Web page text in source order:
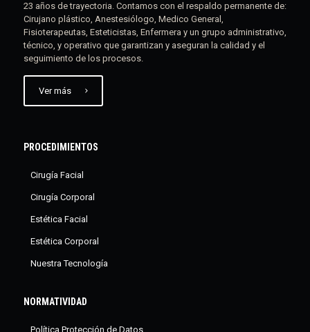
23 años de trayectoria. Contamos con el respaldo permanente de:
Cirujano plástico, Anestesiólogo, Medico General,
Fisioterapeutas, Esteticistas, Enfermera y un grupo administrativo,
técnico, y operativo que garantizan y aseguran la calidad y el
seguimiento de los procesos.
Ver más
PROCEDIMIENTOS
Cirugía Facial
Cirugía Corporal
Estética Facial
Estética Corporal
Nuestra Tecnología
NORMATIVIDAD
Política Protección de Datos